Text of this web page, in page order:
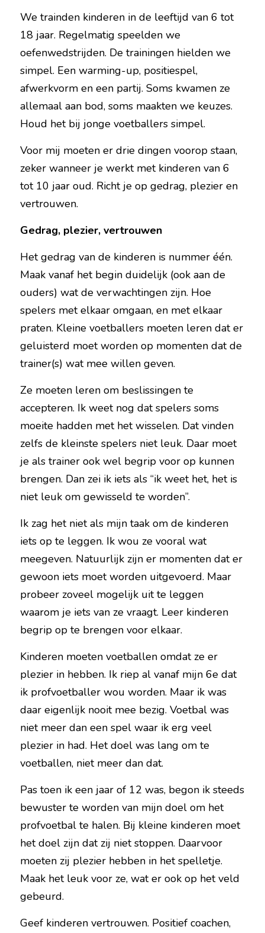
We trainden kinderen in de leeftijd van 6 tot
18 jaar. Regelmatig speelden we
oefenwedstrijden. De trainingen hielden we
simpel. Een warming-up, positiespel,
afwerkvorm en een partij. Soms kwamen ze
allemaal aan bod, soms maakten we keuzes.
Houd het bij jonge voetballers simpel.
Voor mij moeten er drie dingen voorop staan,
zeker wanneer je werkt met kinderen van 6
tot 10 jaar oud. Richt je op gedrag, plezier en
vertrouwen.
Gedrag, plezier, vertrouwen
Het gedrag van de kinderen is nummer één.
Maak vanaf het begin duidelijk (ook aan de
ouders) wat de verwachtingen zijn. Hoe
spelers met elkaar omgaan, en met elkaar
praten. Kleine voetballers moeten leren dat er
geluisterd moet worden op momenten dat de
trainer(s) wat mee willen geven.
Ze moeten leren om beslissingen te
accepteren. Ik weet nog dat spelers soms
moeite hadden met het wisselen. Dat vinden
zelfs de kleinste spelers niet leuk. Daar moet
je als trainer ook wel begrip voor op kunnen
brengen. Dan zei ik iets als “ik weet het, het is
niet leuk om gewisseld te worden”.
Ik zag het niet als mijn taak om de kinderen
iets op te leggen. Ik wou ze vooral wat
meegeven. Natuurlijk zijn er momenten dat er
gewoon iets moet worden uitgevoerd. Maar
probeer zoveel mogelijk uit te leggen
waarom je iets van ze vraagt. Leer kinderen
begrip op te brengen voor elkaar.
Kinderen moeten voetballen omdat ze er
plezier in hebben. Ik riep al vanaf mijn 6e dat
ik profvoetballer wou worden. Maar ik was
daar eigenlijk nooit mee bezig. Voetbal was
niet meer dan een spel waar ik erg veel
plezier in had. Het doel was lang om te
voetballen, niet meer dan dat.
Pas toen ik een jaar of 12 was, begon ik steeds
bewuster te worden van mijn doel om het
profvoetbal te halen. Bij kleine kinderen moet
het doel zijn dat zij niet stoppen. Daarvoor
moeten zij plezier hebben in het spelletje.
Maak het leuk voor ze, wat er ook op het veld
gebeurd.
Geef kinderen vertrouwen. Positief coachen,